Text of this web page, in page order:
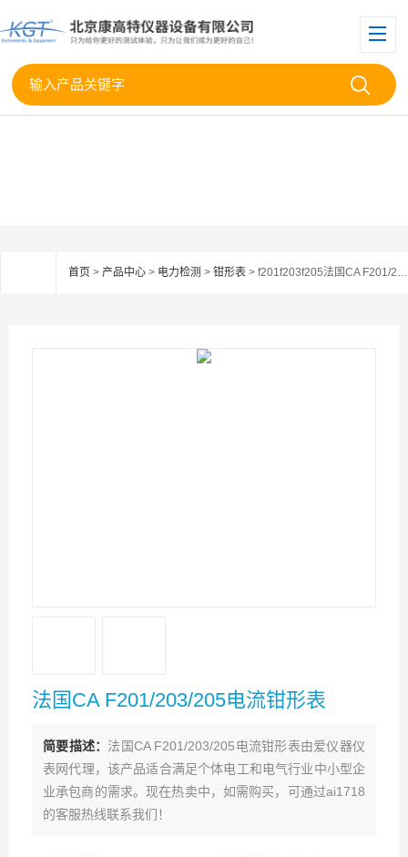
首页 > 产品中心 > 电力检测 > 钳形表 > f201f203f205法国CA F201/203/205电流钳形表
法国CA F201/203/205电流钳形表
简要描述： 法国CA F201/203/205电流钳形表由爱仪器仪
表网代理，该产品适合满足个体电工和电气行业中小型企
业承包商的需求。现在热卖中，如需购买，可通过ai1718
的客服热线联系我们！